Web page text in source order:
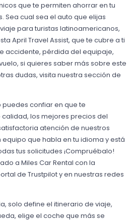
que te permiten ahorrar en tu
Sea cual sea el auto que elijas
para turistas latinoamericanos,
April Travel Assist, que te cubre a ti
accidente, pérdida del equipaje,
si quieres saber más sobre este
dudas, visita nuestra sección de
puedes confiar en que te
los mejores precios del
atención de nuestros
que habla en tu idioma y está
tus solicitudes ¡Compruébalo!
a Miles Car Rental con la
de Trustpilot y en nuestras redes
solo define el itinerario de viaje,
elige el coche que más se